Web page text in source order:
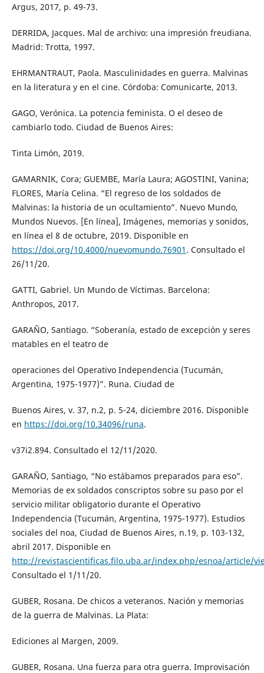
Argus, 2017, p. 49-73.
DERRIDA, Jacques. Mal de archivo: una impresión freudiana.
Madrid: Trotta, 1997.
EHRMANTRAUT, Paola. Masculinidades en guerra. Malvinas
en la literatura y en el cine. Córdoba: Comunicarte, 2013.
GAGO, Verónica. La potencia feminista. O el deseo de
cambiarlo todo. Ciudad de Buenos Aires:
Tinta Limón, 2019.
GAMARNIK, Cora; GUEMBE, María Laura; AGOSTINI, Vanina;
FLORES, María Celina. “El regreso de los soldados de
Malvinas: la historia de un ocultamiento”. Nuevo Mundo,
Mundos Nuevos. [En línea], Imágenes, memorias y sonidos,
en línea el 8 de octubre, 2019. Disponible en
https://doi.org/10.4000/nuevomundo.76901 . Consultado el
26/11/20.
GATTI, Gabriel. Un Mundo de Víctimas. Barcelona:
Anthropos, 2017.
GARAÑO, Santiago. “Soberanía, estado de excepción y seres
matables en el teatro de
operaciones del Operativo Independencia (Tucumán,
Argentina, 1975-1977)”. Runa. Ciudad de
Buenos Aires, v. 37, n.2, p. 5-24, diciembre 2016. Disponible
en https://doi.org/10.34096/runa.
v37i2.894. Consultado el 12/11/2020.
GARAÑO, Santiago, “No estábamos preparados para eso”.
Memorias de ex soldados conscriptos sobre su paso por el
servicio militar obligatorio durante el Operativo
Independencia (Tucumán, Argentina, 1975-1977). Estudios
sociales del noa, Ciudad de Buenos Aires, n.19, p. 103-132,
abril 2017. Disponible en
http://revistascientificas.filo.uba.ar/index.php/esnoa/article/
Consultado el 1/11/20.
GUBER, Rosana. De chicos a veteranos. Nación y memorias
de la guerra de Malvinas. La Plata:
Ediciones al Margen, 2009.
GUBER, Rosana. Una fuerza para otra guerra. Improvisación